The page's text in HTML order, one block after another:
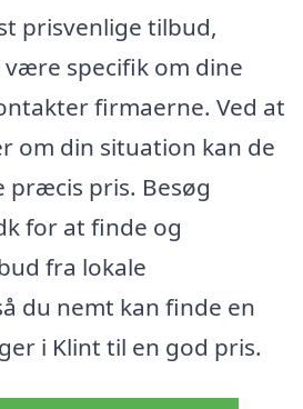
prisvenlige tilbud,
specifik om dine
firmaerne. Ved at
om din situation kan de
præcis pris. Besøg
for at finde og
fra lokale
du nemt kan finde en
i Klint til en god pris.